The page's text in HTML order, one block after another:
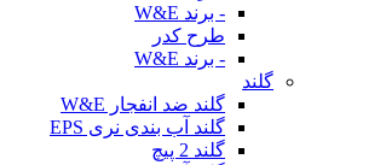
- برند W&E
طرح کدر
- برند W&E
گلند
گلند ضد انفجار W&E
گلند آب بندی نری EPS
گلند 2 پیچ